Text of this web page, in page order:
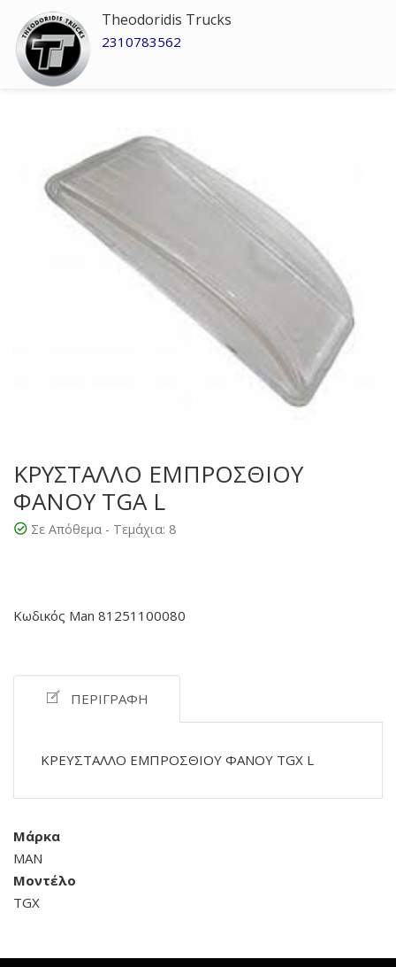
Theodoridis Trucks
2310783562
ΚΡΥΣΤΑΛΛΟ ΕΜΠΡΟΣΘΙΟΥ
ΦΑΝΟΥ TGΑ L
Σε Απόθεμα - Τεμάχια: 8
Κωδικός Man 81251100080
ΠΕΡΙΓΡΑΦΉ
ΚΡΕΥΣΤΑΛΛΟ ΕΜΠΡΟΣΘΙΟΥ ΦΑΝΟΥ TGX L
Μάρκα
MAN
Μοντέλο
TGX